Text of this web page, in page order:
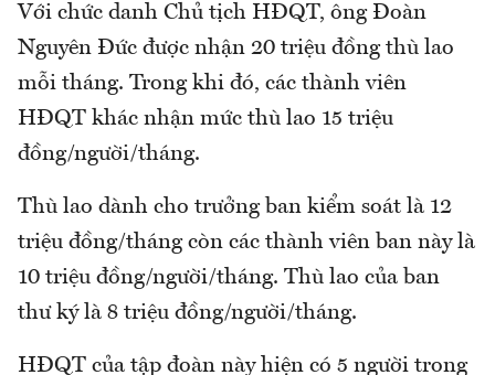
Với chức danh Chủ tịch HĐQT, ông Đoàn
Nguyên Đức được nhận 20 triệu đồng thù lao
mỗi tháng. Trong khi đó, các thành viên
HĐQT khác nhận mức thù lao 15 triệu
đồng/người/tháng.
Thù lao dành cho trưởng ban kiểm soát là 12
triệu đồng/tháng còn các thành viên ban này là
10 triệu đồng/người/tháng. Thù lao của ban
thư ký là 8 triệu đồng/người/tháng.
HĐQT của tập đoàn này hiện có 5 người trong